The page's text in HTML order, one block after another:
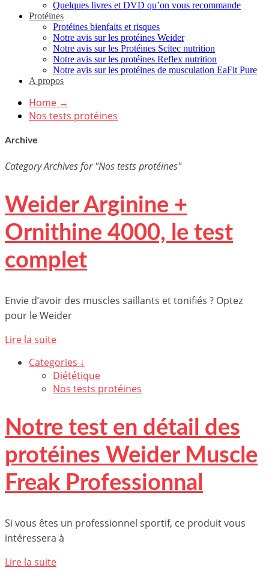
Quelques livres et DVD qu’on vous recommande
Protéines
Protéines bienfaits et risques
Notre avis sur les protéines Weider
Notre avis sur les Protéines Scitec nutrition
Notre avis sur les protéines Reflex nutrition
Notre avis sur les protéines de musculation EaFit Pure
A propos
Home →
Nos tests protéines
Archive
Category Archives for "Nos tests protéines"
Weider Arginine +
Ornithine 4000, le test
complet
Envie d’avoir des muscles saillants et tonifiés ? Optez
pour le Weider
Lire la suite
Categories ↓
Diététique
Nos tests protéines
Notre test en détail des
protéines Weider Muscle
Freak Professionnal
Si vous êtes un professionnel sportif, ce produit vous
intéressera à
Lire la suite